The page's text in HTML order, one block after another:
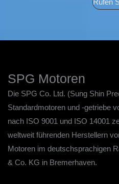
Rufen
SPG Motoren
Die SPG Co. Ltd. (Sung Shin
Standardmotoren und -getriebe
nach ISO 9001 und ISO 14001
weltweit führenden Herstellern
Motoren im deutschsprachigen
& Co. KG in Bremerhaven.